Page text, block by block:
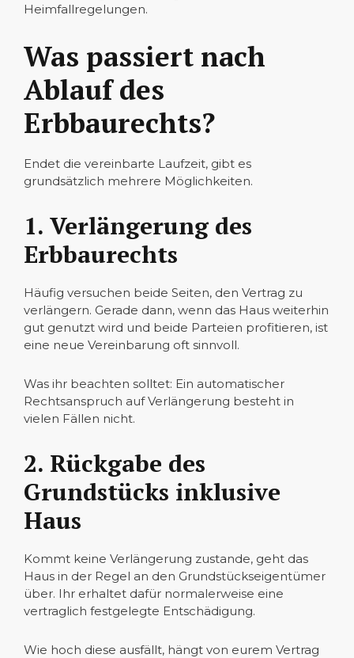
Heimfallregelungen.
Was passiert nach
Ablauf des
Erbbaurechts?
Endet die vereinbarte Laufzeit, gibt es
grundsätzlich mehrere Möglichkeiten.
1. Verlängerung des
Erbbaurechts
Häufig versuchen beide Seiten, den Vertrag zu
verlängern. Gerade dann, wenn das Haus weiterhin
gut genutzt wird und beide Parteien profitieren, ist
eine neue Vereinbarung oft sinnvoll.
Was ihr beachten solltet: Ein automatischer
Rechtsanspruch auf Verlängerung besteht in
vielen Fällen nicht.
2. Rückgabe des
Grundstücks inklusive
Haus
Kommt keine Verlängerung zustande, geht das
Haus in der Regel an den Grundstückseigentümer
über. Ihr erhaltet dafür normalerweise eine
vertraglich festgelegte Entschädigung.
Wie hoch diese ausfällt, hängt von eurem Vertrag